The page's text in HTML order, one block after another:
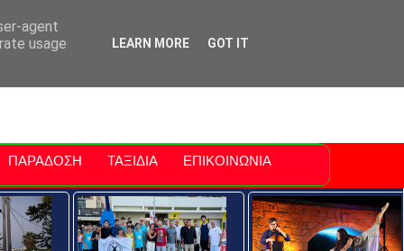
Polis
ΠΑΡΑΔΟΣΗ ΤΑΞΙΔΙΑ ΕΠΙΚΟΙΝΩΝΙΑ
agent
usage
LEARN MORE GOT IT